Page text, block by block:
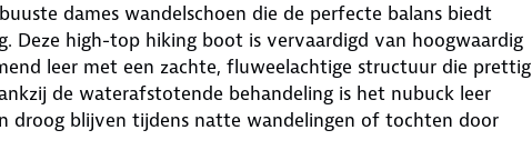
dames wandelschoen die de perfecte balans biedt
Deze high-top hiking boot is vervaardigd van hoogwaardig
leer met een zachte, fluweelachtige structuur die prettig
de waterafstotende behandeling is het nubuck leer
droog blijven tijdens natte wandelingen of tochten door